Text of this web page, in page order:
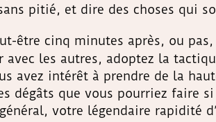
pitié, et dire des choses qui
être cinq minutes après, ou
avec les autres, adoptez la
avez intérêt à prendre de la
dégâts que vous pourriez faire
votre légendaire rapidité